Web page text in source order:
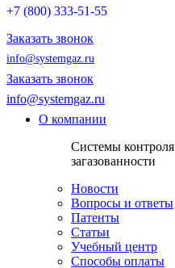
+7 (800) 333-51-55
Заказать звонок
info@systemgaz.ru
Заказать звонок
info@systemgaz.ru
О компании
Системы контроля
загазованности
Новости
Вопросы и ответы
Патенты
Статьи
Учебный центр
Способы оплаты